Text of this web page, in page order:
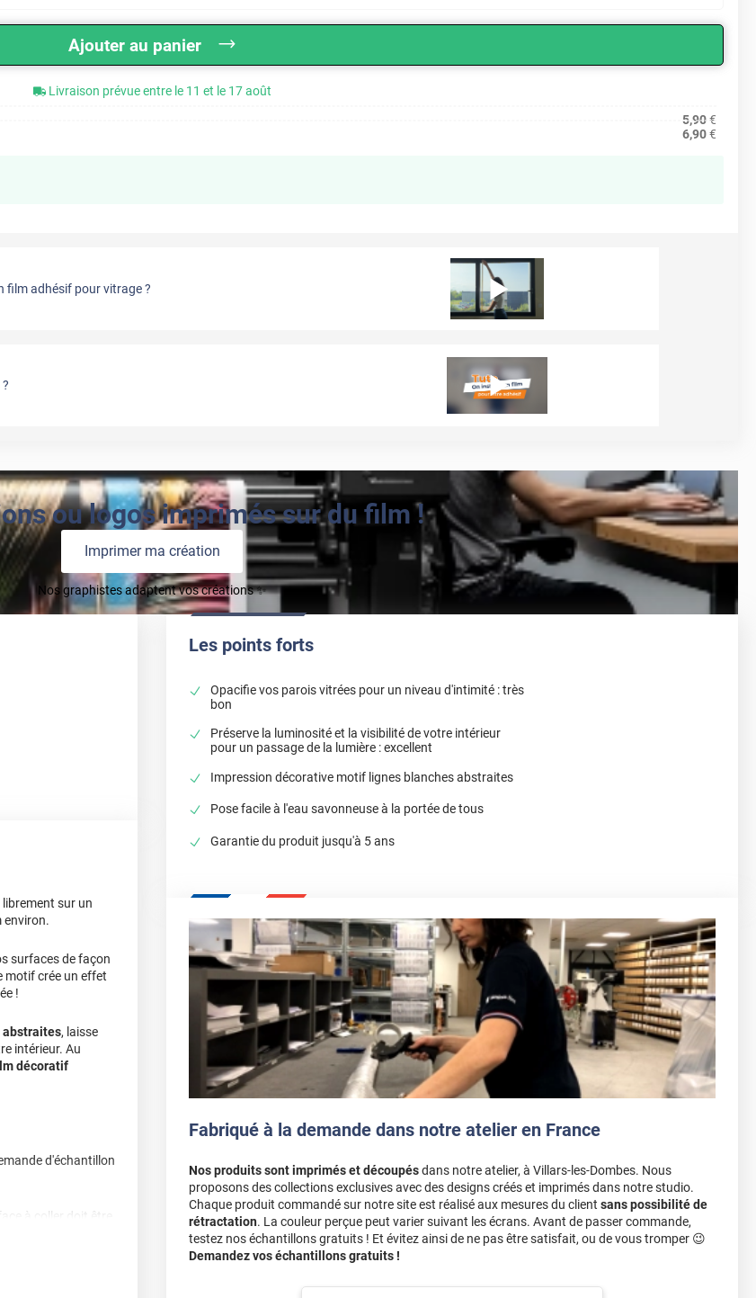
Ajouter au panier
Livraison prévue entre le 11 et le 17 août
5,90€
6,90€
film adhésif pour vitrage ?
ou logos imprimés sur du film !
Imprimer ma création
Nos graphistes adaptent vos créations ✨
sur un
environ.
surfaces de façon
motif crée un effet
!
abstraites, laisse
intérieur. Au
décoratif
d'échantillon
à coller doit être
Les points forts
Opacifie vos parois vitrées pour un niveau d'intimité : très
bon
Préserve la luminosité et la visibilité de votre intérieur
pour un passage de la lumière : excellent
Impression décorative motif lignes blanches abstraites
Pose facile à l'eau savonneuse à la portée de tous
Garantie du produit jusqu'à 5 ans
Fabriqué à la demande dans notre atelier en France
Nos produits sont imprimés et découpésdans notre atelier, à Villars-les-Dombes. Nous
proposons des collections exclusives avec des designs créés et imprimés dans notre studio.
Chaque produit commandé sur notre site est réalisé aux mesures du client sans possibilité de
rétractation. La couleur perçue peut varier suivant les écrans. Avant de passer commande,
testez nos échantillons gratuits ! Et évitez ainsi de ne pas être satisfait, ou de vous tromper 😉
Demandez vos échantillons gratuits !